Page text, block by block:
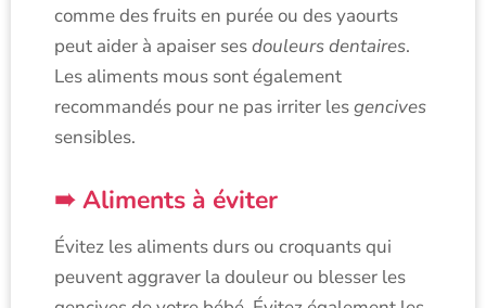
comme des fruits en purée ou des yaourts
peut aider à apaiser sesdouleurs dentaires.
Les aliments mous sont également
recommandés pour ne pas irriter lesgencives
sensibles.
Aliments à éviter
Évitez les aliments durs ou croquants qui
peuvent aggraver la douleur ou blesser les